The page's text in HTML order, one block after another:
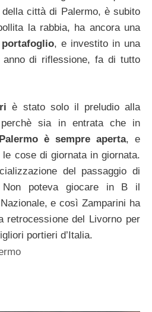
città di Palermo, è subito
la rabbia, ha ancora una
, e investito in una
di riflessione, fa di tutto
è stato solo il preludio alla
perchè sia in entrata che in
è sempre aperta, e
cose di giornata in giornata.
del passaggio di
Non poteva giocare in B il
e così Zamparini ha
retrocessione del Livorno per
portieri d’Italia.